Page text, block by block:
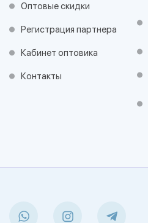
Оптовые скидки
Регистрация партнера
Кабинет оптовика
Контакты